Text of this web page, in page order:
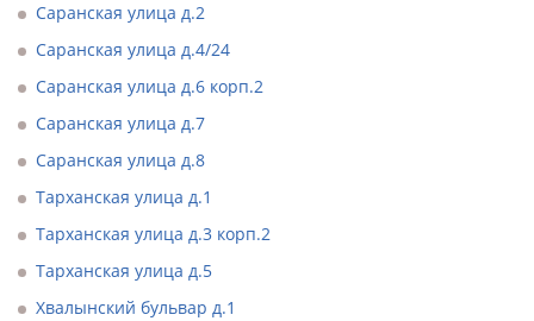
Саранская улица д.2
Саранская улица д.4/24
Саранская улица д.6 корп.2
Саранская улица д.7
Саранская улица д.8
Тарханская улица д.1
Тарханская улица д.3 корп.2
Тарханская улица д.5
Хвалынский бульвар д.1